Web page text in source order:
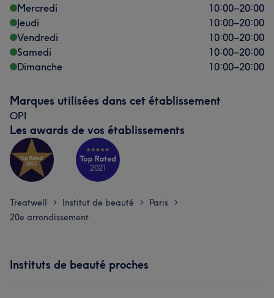
Mercredi
10:00–20:00
Jeudi
10:00–20:00
Vendredi
10:00–20:00
Samedi
10:00–20:00
Dimanche
10:00–20:00
Marques utilisées dans cet établissement
OPI
Les awards de vos établissements
Treatwell > Institut de beauté > Paris >
20e arrondissement
Instituts de beauté proches